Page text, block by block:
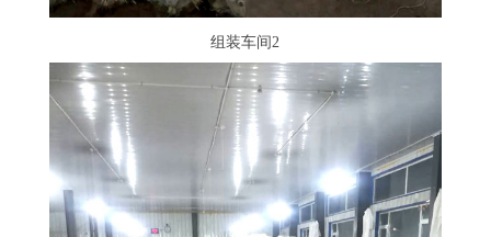
组装车间2
组装车间2